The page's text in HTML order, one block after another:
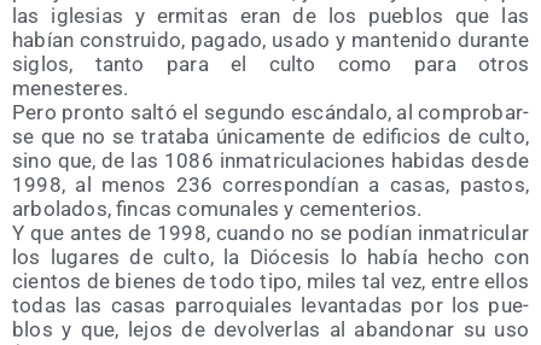
las igle­sias y ermi­tas eran de los pue­blos que las
habían cons­trui­do, paga­do, usa­do y man­te­ni­do duran­te
siglos, tan­to para el cul­to como para otros
menesteres.
Pero pron­to sal­tó el segun­do escán­da­lo, al com­pro­bar­
se que no se tra­ta­ba úni­ca­men­te de edi­fi­cios de cul­to,
sino que, de las 1086 inma­tri­cu­la­cio­nes habi­das des­de
1998, al menos 236 corres­pon­dían a casas, pas­tos,
arbo­la­dos, fin­cas comu­na­les y cementerios.
Y que antes de 1998, cuan­do no se podían inma­tri­cu­lar
los luga­res de cul­to, la Dió­ce­sis lo había hecho con
cien­tos de bie­nes de todo tipo, miles tal vez, entre ellos
todas las casas parro­quia­les levan­ta­das por los pue­
blos y que, lejos de devol­ver­las al aban­do­nar su uso